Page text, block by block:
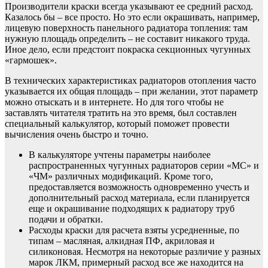
Производители краски всегда указывают ее средний расход.
Казалось бы – все просто. Но это если окрашивать, например,
лицевую поверхность панельного радиатора топления: там
нужную площадь определить – не составит никакого труда.
Иное дело, если предстоит покраска секционных чугунных
«гармошек».
В технических характеристиках радиаторов отопления часто
указывается их общая площадь – при желании, этот параметр
можно отыскать и в интернете. Но для того чтобы не
заставлять читателя тратить на это время, был составлен
специальный калькулятор, который поможет провести
вычисления очень быстро и точно.
В калькуляторе учтены параметры наиболее
распространенных чугунных радиаторов серии «МС» и
«ЧМ» различных модификаций. Кроме того,
предоставляется возможность одновременно учесть и
дополнительный расход материала, если планируется
еще и окрашивание подходящих к радиатору труб
подачи и обратки.
Расходы краски для расчета взяты усредненные, по
типам – масляная, алкидная ПФ, акриловая и
силиконовая. Несмотря на некоторые различие у разных
марок ЛКМ, примерный расход все же находится на